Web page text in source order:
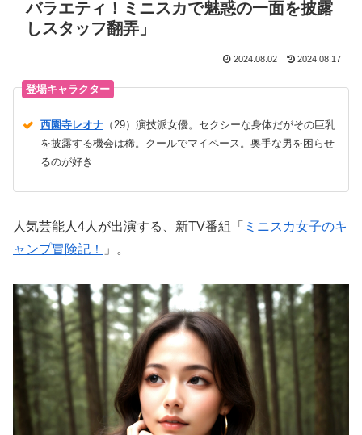
バラエティ！ミニスカで魅惑の一面を披露
しスタッフ翻弄」
2024.08.02 2024.08.17
登場キャラクター
西園寺レオナ（29）演技派女優。セクシーな身体だがその巨乳
を披露する機会は稀。クールでマイペース。奥手な男を困らせ
るのが好き
人気芸能人4人が出演する、新TV番組「 ミニスカ女子のキ
ャンプ冒険記！
」。